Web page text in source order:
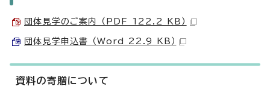
団体見学のご案内 （PDF 122.2 KB）
団体見学申込書 （Word 22.9 KB）
資料の寄贈について